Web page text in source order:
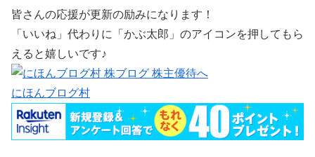
皆さんの応援が更新の励みになります！
「いいね」代わりに「かぶ太郎」のアイコンを押してもら
えると嬉しいです♪
にほんブログ村